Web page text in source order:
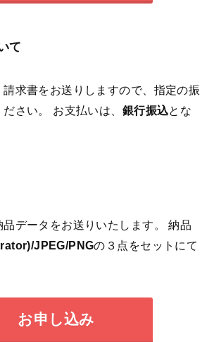
て
求書をお送りしますので、指定の振
さい。 お支払いは、 銀行振込とな
品データをお送りいたします。 納品
JPEG/PNGの３点をセットにて
お申し込み